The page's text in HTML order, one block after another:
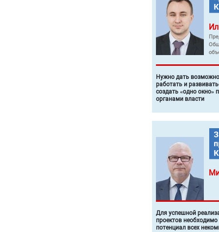
Нужно дать
работать и
создать «одно окно»
органами власти
Для успешной
проектов
потенциал всех